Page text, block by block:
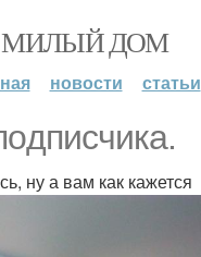
МИЛЫЙ ДОМ
новости статьи
ну а вам как кажется